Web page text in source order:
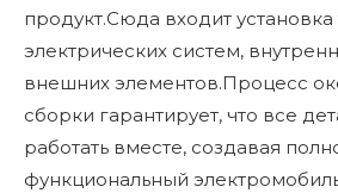
продукт.Сюда входит
электрических систем,
внешних элементов.Процесс
сборки гарантирует, что все
работать вместе, создавая
функциональный